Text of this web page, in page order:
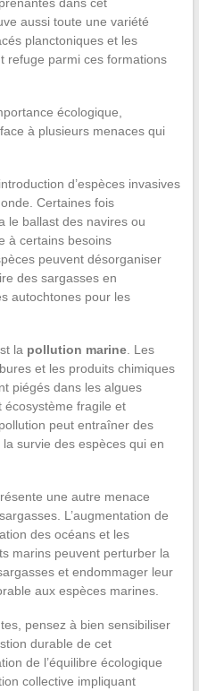
aussi toute une variété
planctoniques et les
refuge parmi ces formations
écologique,
à plusieurs menaces qui
d’espèces invasives
Certaines fois
le ballast des navires ou
à certains besoins
peuvent désorganiser
des sargasses en
autochtones pour les
la pollution marine. Les
et les produits chimiques
piégés dans les algues
écosystème fragile et
peut entraîner des
survie des espèces qui en
une autre menace
L’augmentation de
des océans et les
marins peuvent perturber la
et endommager leur
aux espèces marines.
pensez à bien sensibiliser
durable de cet
de l’équilibre écologique
collective impliquant